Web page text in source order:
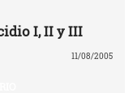
I, II y III
11/08/2005